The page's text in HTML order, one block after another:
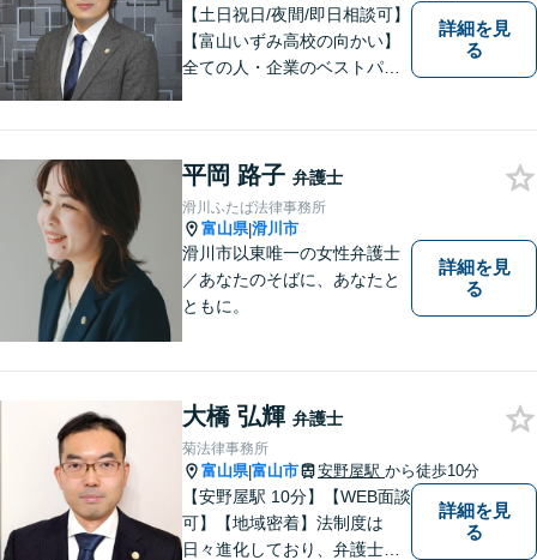
も。
【土日祝日/夜間/即日相談可】
【富山いずみ高校の向かい】
全ての人・企業のベストパー
詳細を見
る
平岡 路子 弁護士
滑川ふたば法律事務所
富山県|滑川市
滑川市以東唯一の女性弁護士
／あなたのそばに、あなたと
ともに。
詳細を見
る
大橋 弘輝 弁護士
菊法律事務所
富山県|富山市 安野屋駅 から徒歩10分
【安野屋駅 10分】【WEB面談
可】【地域密着】法制度は
日々進化しており、弁護士に
詳細を見
る